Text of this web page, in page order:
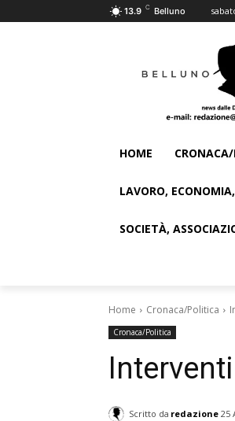
13.9 C Belluno
HOME
LAVORO,
SOCIETÀ,
Home Cronaca/Politica
Cronaca/Politica
Scritto da redazione 25